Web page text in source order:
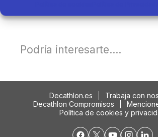
Podría interesarte....
Decathlon.es
Trabaja con
Decathlon Compromisos
Política de cookies y